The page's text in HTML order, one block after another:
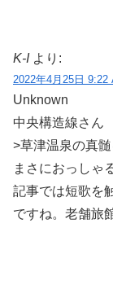
K-I より:
2022年4月25日 9:22
Unknown
中央構造線さん
>草津温泉の真
まさにおっしゃ
記事では短歌を
ですね。老舗旅